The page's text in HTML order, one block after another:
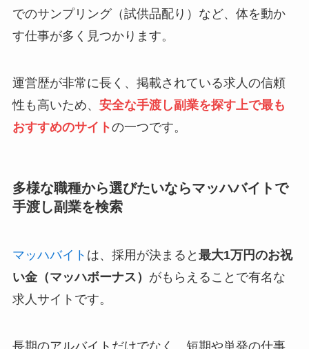
でのサンプリング（試供品配り）など、体を動か
す仕事が多く見つかります。
運営歴が非常に長く、掲載されている求人の信頼
性も高いため、 安全な手渡し副業を探す上で最も
おすすめのサイトの一つです。
多様な職種から選びたいならマッハバイトで
手渡し副業を検索
マッハバイト は、採用が決まると 最大1万円のお祝
い金（マッハボーナス） がもらえることで有名な
求人サイトです。
長期のアルバイトだけでなく、短期や単発の仕事